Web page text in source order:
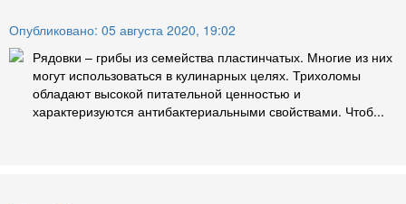
Опубликовано: 05 августа 2020, 19:02
Рядовки – грибы из семейства пластинчатых. Многие из них
могут использоваться в кулинарных целях. Трихоломы
обладают высокой питательной ценностью и
характеризуются антибактериальными свойствами. Чтоб...